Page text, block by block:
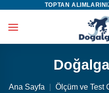
TOPTAN
Ana Sayfa Ölçüm ve Test